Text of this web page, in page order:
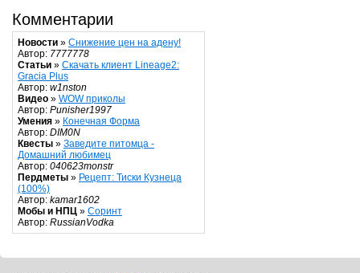
Комментарии
Новости » Снижение цен на адену!
Автор: 7777778
Статьи » Скачать клиент Lineage2:
Gracia Plus
Автор: w1nston
Видео » WOW приколы
Автор: Punisher1997
Умения » Конечная Форма
Автор: DIM0N
Квесты » Заведите питомца -
Домашний любимец
Автор: 040623monstr
Пердметы » Рецепт: Тиски Кузнеца
(100%)
Автор: kamar1602
Мобы и НПЦ » Соринт
Автор: RussianVodka